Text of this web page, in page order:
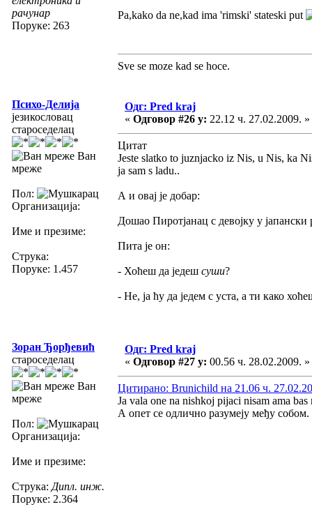
рачунар
Поруке: 263
Pa,kako da ne,kad ima 'rimski' stateski put
Sve se moze kad se hoce.
Психо-Делија
језикословац
староседелац
Ван
мреже
Пол:
Организација:
Име и презиме:
Струка:
Поруке: 1.457
Одг: Pred kraj
« Одговор #26 у: 22.12 ч. 27.02.2009. »
Цитат
Jeste slatko to juznjacko iz Nis, u Nis, ka
ja sam s ladu..
А и овај је добар:
Дошао Пиротјанац с девојку у јапански
Пита је он:
- Хоћеш да једеш суши?
- Не, ја ћу да једем с уста, а ти како
Зоран Ђорђевић
староседелац
Ван
мреже
Пол:
Организација:
Име и презиме:
Струка: Дипл. инж.
Поруке: 2.364
Одг: Pred kraj
« Одговор #27 у: 00.56 ч. 28.02.2009. »
Цитирано: Brunichild на 21.06 ч.
Ja vala one na nishkoj pijaci nisam ama
А опет се одлично разумеју међу собом.